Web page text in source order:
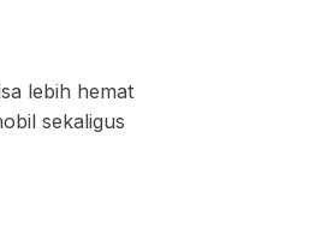
lebih hemat
sekaligus